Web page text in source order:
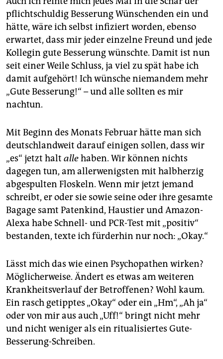
pflichtschuldig Besserung Wünschenden ein und
hätte, wäre ich selbst infiziert worden, ebenso
erwartet, dass mir jeder einzelne Freund und jede
Kollegin gute Besserung wünschte. Damit ist nun
seit einer Weile Schluss, ja viel zu spät habe ich
damit aufgehört! Ich wünsche niemandem mehr
„Gute Besserung!“ – und alle sollten es mir
nachtun.
Mit Beginn des Monats Februar hätte man sich
deutschlandweit darauf einigen sollen, dass wir
„es“ jetzt halt allehaben. Wir können nichts
dagegen tun, am allerwenigsten mit halbherzig
abgespulten Floskeln. Wenn mir jetzt jemand
schreibt, er oder sie sowie seine oder ihre gesamte
Bagage samt Patenkind, Haustier und Amazon-
Alexa habe Schnell- und PCR-Test mit „positiv“
bestanden, texte ich fürderhin nur noch: „Okay.“
Lässt mich das wie einen Psychopathen wirken?
Möglicherweise. Ändert es etwas am weiteren
Krankheitsverlauf der Betroffenen? Wohl kaum.
Ein rasch getipptes „Okay“ oder ein „Hm“, „Ah ja“
oder von mir aus auch „Uff!“ bringt nicht mehr
und nicht weniger als ein ritualisiertes Gute-
Besserung-Schreiben.